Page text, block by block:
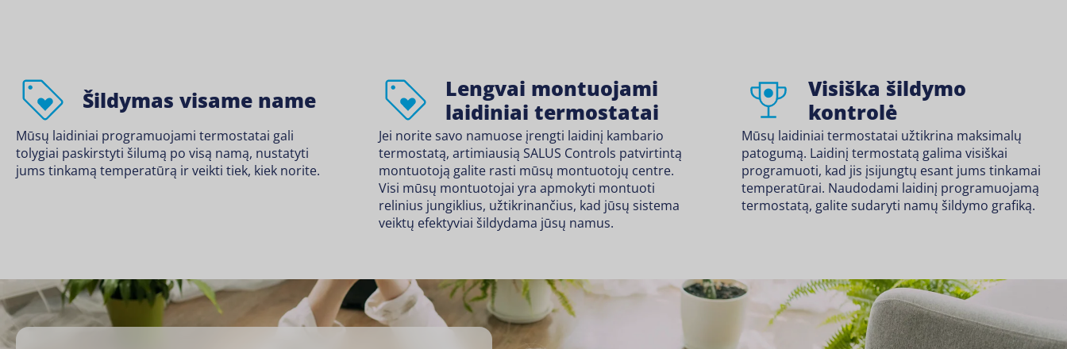
Šildymas visame name
Mūsų laidiniai programuojami termostatai gali
tolygiai paskirstyti šilumą po visą namą, nustatyti
jums tinkamą temperatūrą ir veikti tiek, kiek norite.
Lengvai montuojami
laidiniai termostatai
Jei norite savo namuose įrengti laidinį kambario
termostatą, artimiausią SALUS Controls patvirtintą
montuotoją galite rasti mūsų montuotojų centre.
Visi mūsų montuotojai yra apmokyti montuoti
relinius jungiklius, užtikrinančius, kad jūsų sistema
veiktų efektyviai šildydama jūsų namus.
Visiška šildymo
kontrolė
Mūsų laidiniai termostatai užtikrina maksimalų
patogumą. Laidinį termostatą galima visiškai
programuoti, kad jis įsijungtų esant jums tinkamai
temperatūrai. Naudodami laidinį programuojamą
termostatą, galite sudaryti namų šildymo grafiką.